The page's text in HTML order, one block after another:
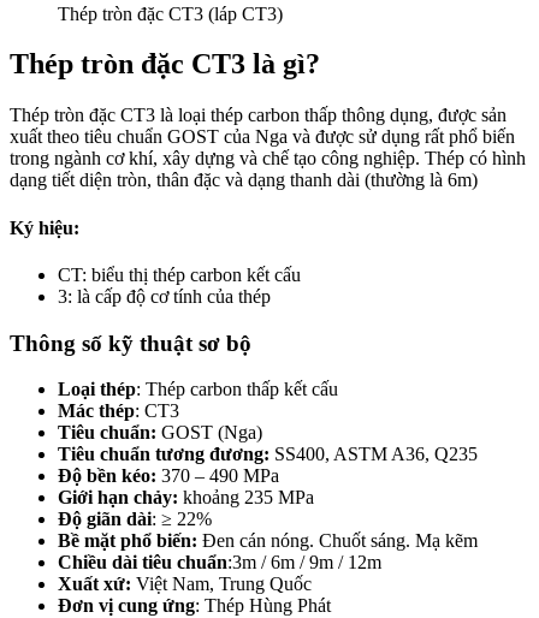
Thép tròn đặc CT3 (láp CT3)
Thép tròn đặc CT3 là gì?
Thép tròn đặc CT3 là loại thép carbon thấp thông dụng, được sản
xuất theo tiêu chuẩn GOST của Nga và được sử dụng rất phổ biến
trong ngành cơ khí, xây dựng và chế tạo công nghiệp. Thép có hình
dạng tiết diện tròn, thân đặc và dạng thanh dài (thường là 6m)
Ký hiệu:
CT: biểu thị thép carbon kết cấu
3: là cấp độ cơ tính của thép
Thông số kỹ thuật sơ bộ
Loại thép: Thép carbon thấp kết cấu
Mác thép: CT3
Tiêu chuẩn: GOST (Nga)
Tiêu chuẩn tương đương: SS400, ASTM A36, Q235
Độ bền kéo: 370 – 490 MPa
Giới hạn chảy: khoảng 235 MPa
Độ giãn dài: ≥ 22%
Bề mặt phổ biến: Đen cán nóng. Chuốt sáng. Mạ kẽm
Chiều dài tiêu chuẩn:3m / 6m / 9m / 12m
Xuất xứ: Việt Nam, Trung Quốc
Đơn vị cung ứng: Thép Hùng Phát